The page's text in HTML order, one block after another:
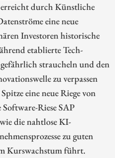
durch Künstliche
eine neue
Investoren historische
etablierte Tech-
straucheln und den
zu verpassen
eine neue Riege von
Riese SAP
die nahtlose KI-
zu guten
Kurswachstum führt.